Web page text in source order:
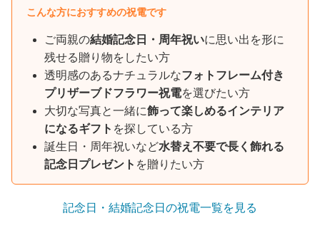
こんな方におすすめの祝電です
ご両親の結婚記念日・周年祝いに思い出を形に
残せる贈り物をしたい方
透明感のあるナチュラルなフォトフレーム付き
プリザーブドフラワー祝電を選びたい方
大切な写真と一緒に飾って楽しめるインテリア
になるギフト を探している方
誕生日・周年祝いなど水替え不要で長く飾れる
記念日プレゼント を贈りたい方
記念日・結婚記念日の祝電一覧を見る